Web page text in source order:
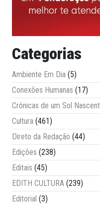
Categorias
Ambiente Em Dia (5)
Conexões Humanas (17)
Crônicas de um Sol
Cultura (461)
Direto da Redação (44)
Edições (238)
Editais (45)
EDITH CULTURA (239)
Editorial (3)